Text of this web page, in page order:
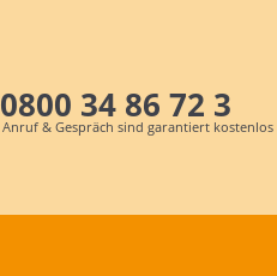
0800 34 86 72 3
Anruf & Gespräch sind garantiert kostenlos